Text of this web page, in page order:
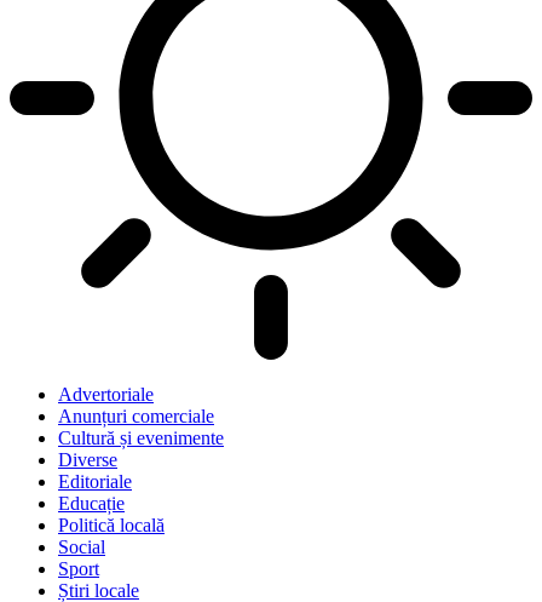
Advertoriale
Anunțuri comerciale
Cultură și evenimente
Diverse
Editoriale
Educație
Politică locală
Social
Sport
Știri locale